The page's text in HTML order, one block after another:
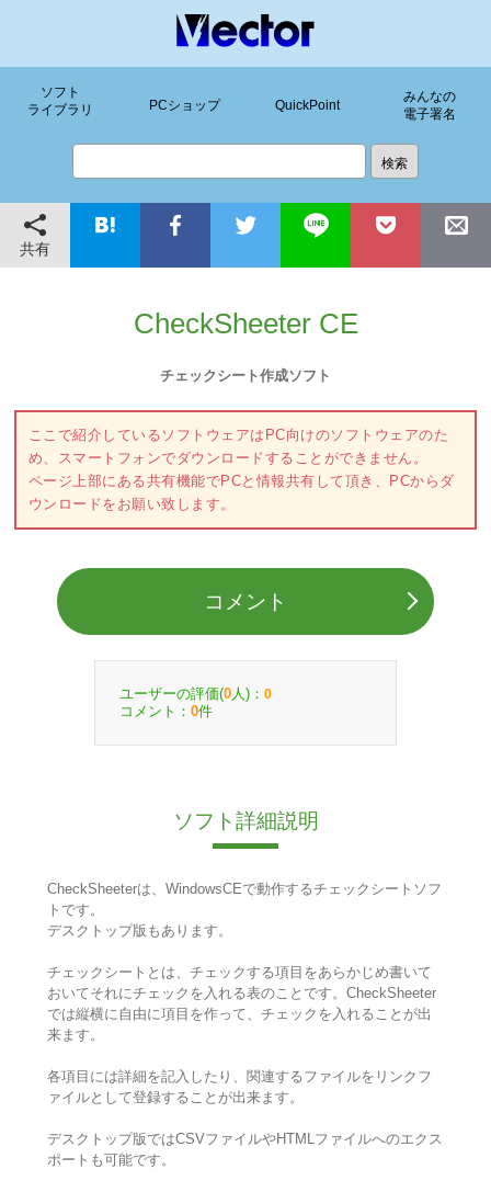
ソフト
ライブラリ
PCショップ QuickPoint
みんなの
電子署名
共有
CheckSheeter CE
チェックシート作成ソフト
ここで紹介しているソフトウェアはPC向けのソフトウェアのた
め、スマートフォンでダウンロードすることができません。
ページ上部にある共有機能でPCと情報共有して頂き、PCからダ
ウンロードをお願い致します。
コメント
ユーザーの評価(0 人)： 0
コメント： 0件
ソフト詳細説明
CheckSheeterは、WindowsCEで動作するチェックシートソフ
トです。
デスクトップ版もあります。
チェックシートとは、チェックする項目をあらかじめ書いて
おいてそれにチェックを入れる表のことです。CheckSheeter
では縦横に自由に項目を作って、チェックを入れることが出
来ます。
各項目には詳細を記入したり、関連するファイルをリンクフ
ァイルとして登録することが出来ます。
デスクトップ版ではCSVファイルやHTMLファイルへのエクス
ポートも可能です。